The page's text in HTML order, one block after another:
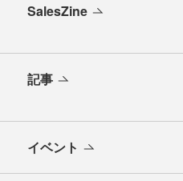
SalesZine
記事
イベント